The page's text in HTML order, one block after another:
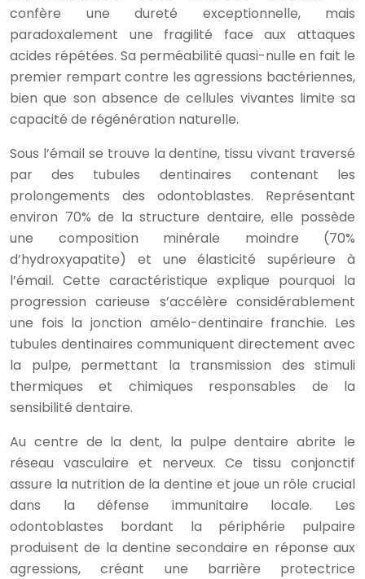
confère une dureté exceptionnelle, mais
paradoxalement une fragilité face aux attaques
acides répétées. Sa perméabilité quasi-nulle en fait le
premier rempart contre les agressions bactériennes,
bien que son absence de cellules vivantes limite sa
capacité de régénération naturelle.
Sous l’émail se trouve la dentine, tissu vivant traversé
par des tubules dentinaires contenant les
prolongements des odontoblastes. Représentant
environ 70% de la structure dentaire, elle possède
une composition minérale moindre (70%
d’hydroxyapatite) et une élasticité supérieure à
l’émail. Cette caractéristique explique pourquoi la
progression carieuse s’accélère considérablement
une fois la jonction amélo-dentinaire franchie. Les
tubules dentinaires communiquent directement avec
la pulpe, permettant la transmission des stimuli
thermiques et chimiques responsables de la
sensibilité dentaire.
Au centre de la dent, la pulpe dentaire abrite le
réseau vasculaire et nerveux. Ce tissu conjonctif
assure la nutrition de la dentine et joue un rôle crucial
dans la défense immunitaire locale. Les
odontoblastes bordant la périphérie pulpaire
produisent de la dentine secondaire en réponse aux
agressions, créant une barrière protectrice